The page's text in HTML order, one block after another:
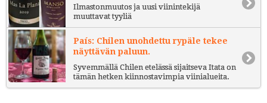
Ilmastonmuutos ja uusi viinintekijä
muuttavat tyyliä
País: Chilen unohdettu rypäle tekee
näyttävän paluun.
Syvemmällä Chilen etelässä sijaitseva Itata on
tämän hetken kiinnostavimpia viinialueita.